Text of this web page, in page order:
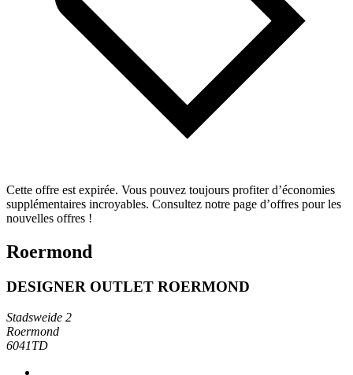
Cette offre est expirée. Vous pouvez toujours profiter d’économies
supplémentaires incroyables. Consultez notre page d’offres pour les
nouvelles offres !
Roermond
DESIGNER OUTLET ROERMOND
Stadsweide 2
Roermond
6041TD